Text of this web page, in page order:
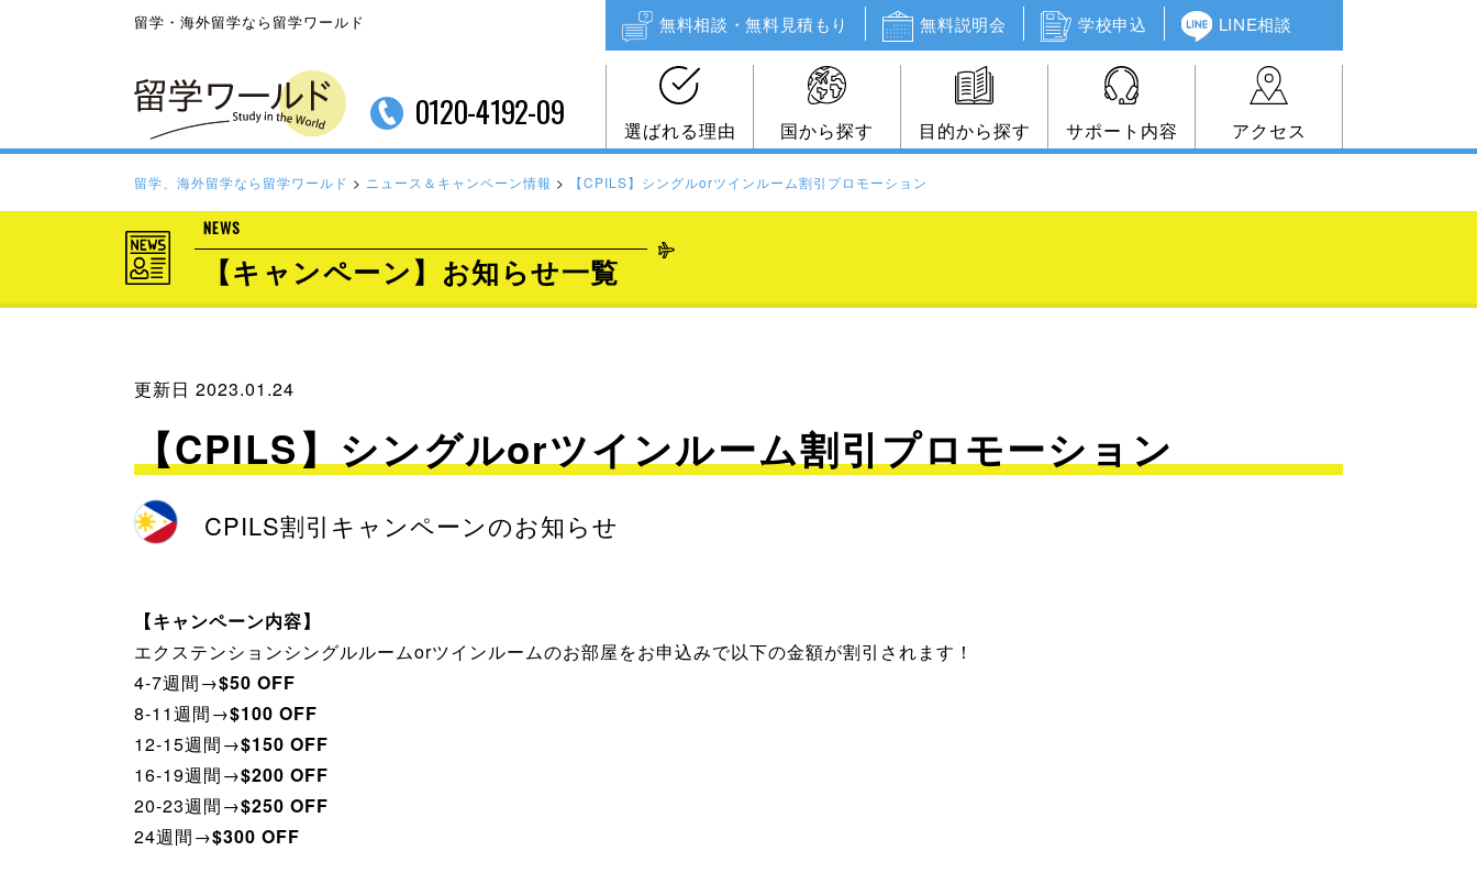
留学・海外留学なら留学ワールド 無料相談・無料見積もり 無料説明会 学校申込 LINE相談
0120-4192-09 選ばれる理由 国から探す 目的から探す サポート内容 アクセス
留学、海外留学なら留学ワールド > ニュース＆キャンペーン情報 > 【CPILS】シングルorツインルーム割引プロモーション
NEWS
【キャンペーン】お知らせ一覧
更新日 2023.01.24
【CPILS】シングルorツインルーム割引プロモーション
CPILS割引キャンペーンのお知らせ
【キャンペーン内容】
エクステンションシングルルームorツインルームのお部屋をお申込みで以下の金額が割引されます！
4-7週間→$50 OFF
8-11週間→$100 OFF
12-15週間→$150 OFF
16-19週間→$200 OFF
20-23週間→$250 OFF
24週間→$300 OFF